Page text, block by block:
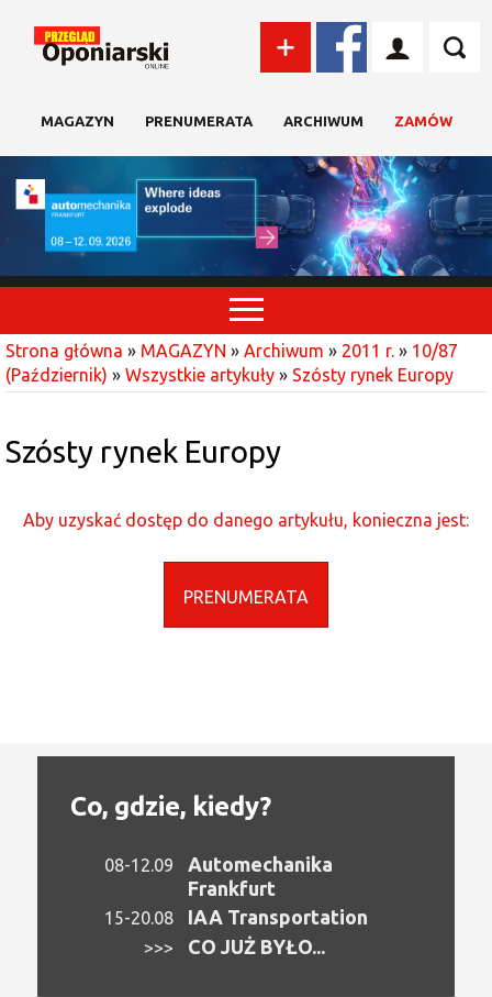
MAGAZYN PRENUMERATA ARCHIWUM ZAMÓW
Strona główna » MAGAZYN » Archiwum » 2011 r. » 10/87
(Październik) » Wszystkie artykuły » Szósty rynek Europy
Szósty rynek Europy
Aby uzyskać dostęp do danego artykułu, konieczna jest:
PRENUMERATA
Co, gdzie, kiedy?
08-12.09
Automechanika
Frankfurt
15-20.08 IAA Transportation
>>> CO JUŻ BYŁO...